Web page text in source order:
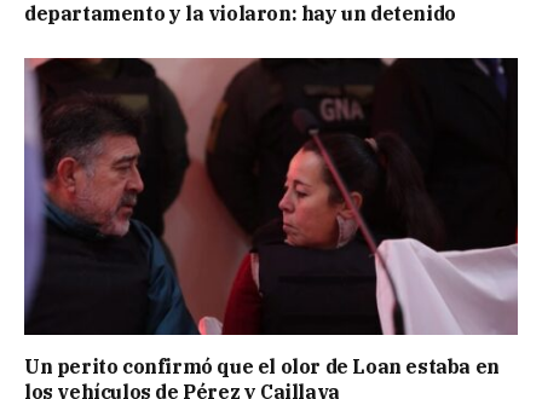
departamento y la violaron: hay un detenido
Un perito confirmó que el olor de Loan estaba en
los vehículos de Pérez y Caillava